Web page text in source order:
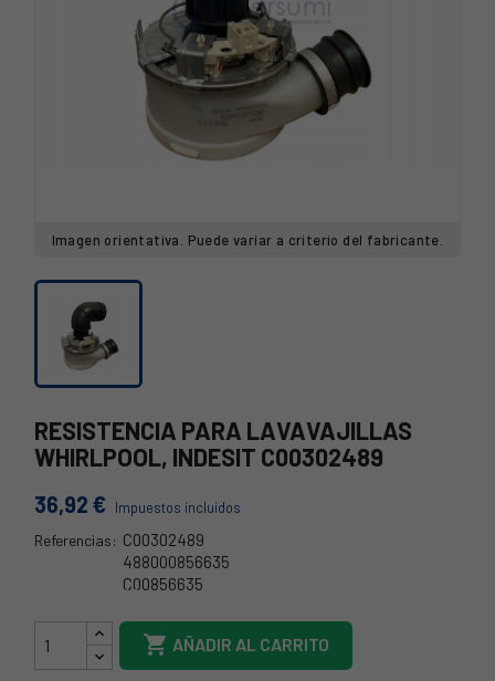
Imagen orientativa. Puede variar a criterio del fabricante.
RESISTENCIA PARA LAVAVAJILLAS
WHIRLPOOL, INDESIT C00302489
36,92 € Impuestos incluidos
Referencias: C00302489
488000856635
C00856635
482000022217
 AÑADIR AL CARRITO